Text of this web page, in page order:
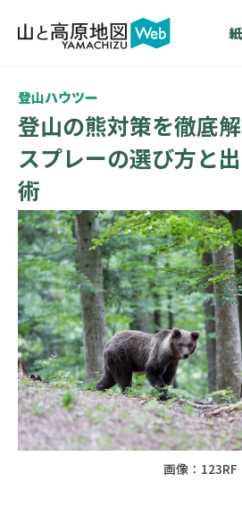
登山ハウツー
登山の熊対策を徹底
スプレーの選び方と
術
画像：123RF